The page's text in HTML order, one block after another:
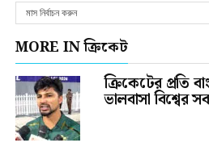
MORE IN ক্রিকেট
ক্রিকেটের প্রতি
ভালবাসা বিশ্বের